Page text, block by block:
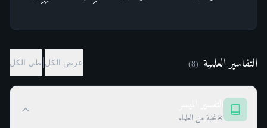
التفاسير العلمية (
8
) عرض الكل طي الكل
نخبة من العلماء